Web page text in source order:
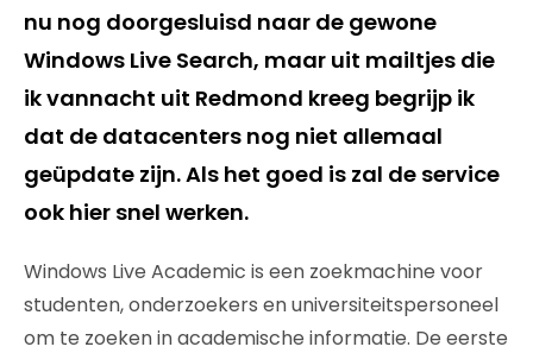
nu nog doorgesluisd naar de gewone
Windows Live Search, maar uit mailtjes die
ik vannacht uit Redmond kreeg begrijp ik
dat de datacenters nog niet allemaal
geüpdate zijn. Als het goed is zal de service
ook hier snel werken.
Windows Live Academic is een zoekmachine voor
studenten, onderzoekers en universiteitspersoneel
om te zoeken in academische informatie. De eerste